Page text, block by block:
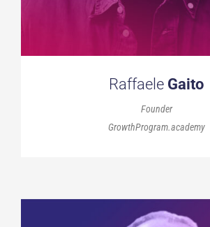
Raffaele Gaito
Founder
GrowthProgram.academy